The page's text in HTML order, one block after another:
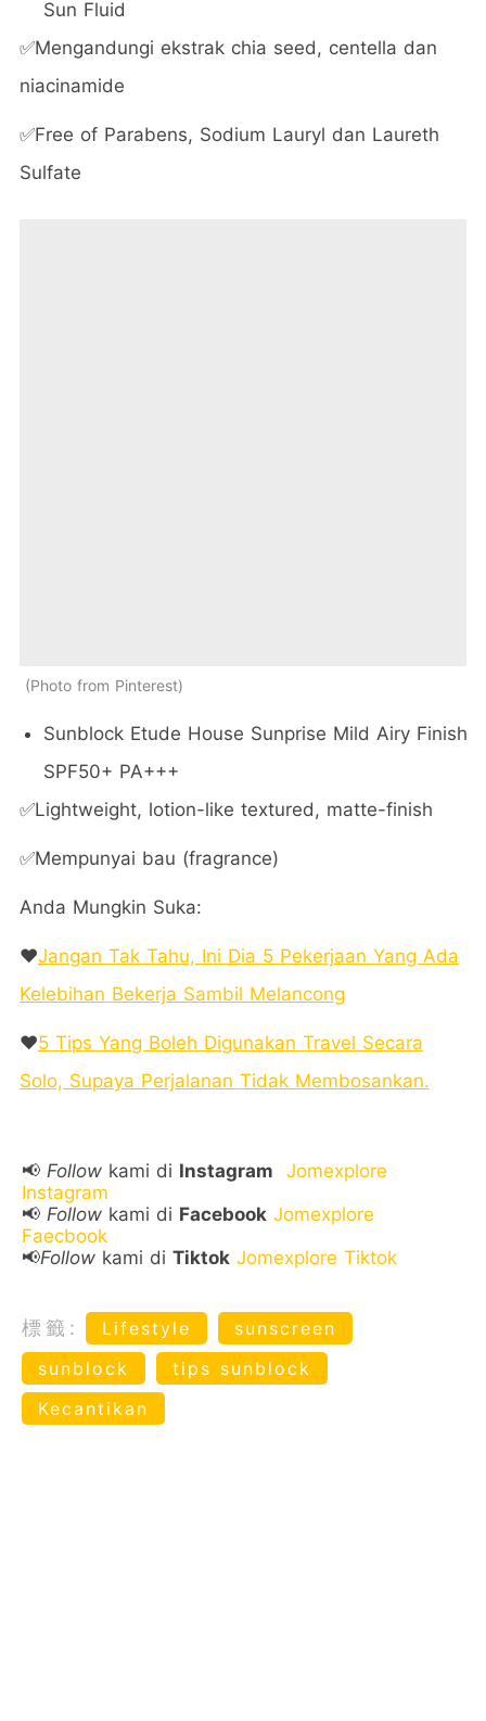
Sun Fluid
✅Mengandungi ekstrak chia seed, centella dan
niacinamide
✅Free of Parabens, Sodium Lauryl dan Laureth
Sulfate
Photo from Pinterest
Sunblock Etude House Sunprise Mild Airy Finish
SPF50+ PA+++
✅Lightweight, lotion-like textured, matte-finish
✅Mempunyai bau (fragrance)
Anda Mungkin Suka:
❤️Jangan Tak Tahu, Ini Dia 5 Pekerjaan Yang Ada
Kelebihan Bekerja Sambil Melancong
❤️5 Tips Yang Boleh Digunakan Travel Secara
Solo, Supaya Perjalanan Tidak Membosankan.
📢 Follow kami di Instagram
Jomexplore
Instagram
📢 Follow kami di Facebook Jomexplore
Faecbook
📢Follow kami di Tiktok Jomexplore Tiktok
標籤: Lifestyle
sunscreen
sunblock
tips sunblock
Kecantikan